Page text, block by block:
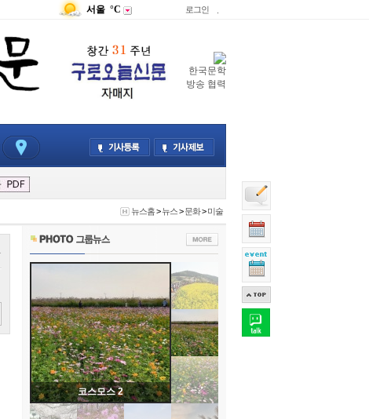
서울 °C 로그인
한국문학
방송 협력
뉴스홈>뉴스>문화>미술
코스모스 2